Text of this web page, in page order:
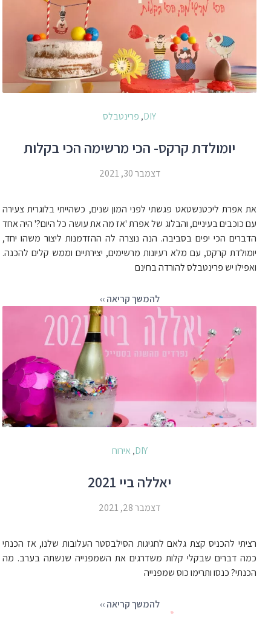
DIY
, פרינטבלס
יומולדת קרקס- הכי מרשימה הכי בקלות
דצמבר 30, 2021
את אפרת ליכטנשטאט פגשתי לפני המון שנים, כשהייתי בלוגרית צעירה
עם כוכבים בעיניים, והבלוג של אפרת 'אז מה את עושה כל היום?' היה אחד
הדברים הכי יפים בסביבה. הנה נוצרה לה ההזדמנות ליצור משהו יחד,
יומולדת קרקס, עם מלא רעיונות מרשימים, יצירתיים וממש קלים להכנה.
ואפילו יש פרינטבלס להורדה בחינם
להמשך קריאה ››
DIY
, אירוח
יאללה ביי 2021
דצמבר 28, 2021
רציתי להכניס קצת גלאם לחגיגות הסילבסטר העלובות שלנו, אז הכנתי
כמה דברים שבקלי קלות משדרגים את השמפנייה שנשתה בערב. מה
הכנתי? כנסו ותרימו כוס שמפנייה
להמשך קריאה ››